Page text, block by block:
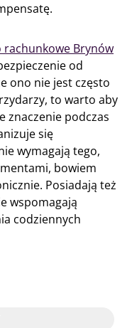
rachunkowe Brynów
od
ono nie jest często
to warto aby
znaczenie podczas
się
wymagają tego,
bowiem
Posiadają też
wspomagają
codziennych